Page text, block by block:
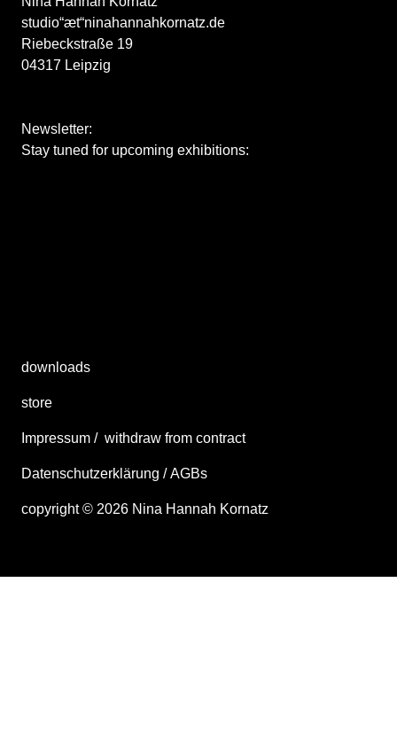
studio“æt“ninahannahkornatz.de
Riebeckstraße 19
04317 Leipzig
Newsletter:
Stay tuned for upcoming exhibitions:
downloads
store
Impressum / withdraw from contract
Datenschutzerklärung /AGBs
copyright © 2026 Nina Hannah Kornatz